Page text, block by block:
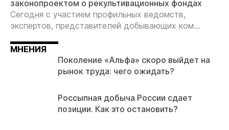
законопроектом о рекультивационных фондах
Сегодня с участием профильных ведомств,
экспертов, представителей добывающих ком...
МНЕНИЯ
Поколение «Альфа» скоро выйдет на
рынок труда: чего ожидать?
Россыпная добыча России сдает
позиции. Как это остановить?